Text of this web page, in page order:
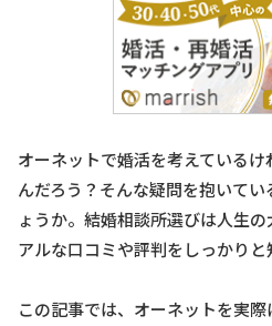
オーネットで婚活を考えている
んだろう？そんな疑問を抱いて
ょうか。結婚相談所選びは人生
アルな口コミや評判をしっかりと
この記事では、オーネットを実